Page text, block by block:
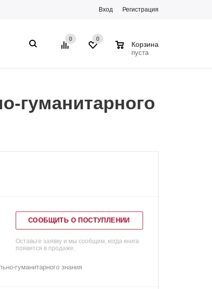
Вход Регистрация
0 0
Корзина
пуста
гуманитарного
СООБЩИТЬ О ПОСТУПЛЕНИИ
Оставьте заявку и мы сообщим, когда книга
появится в продаже.
гуманитарного знания